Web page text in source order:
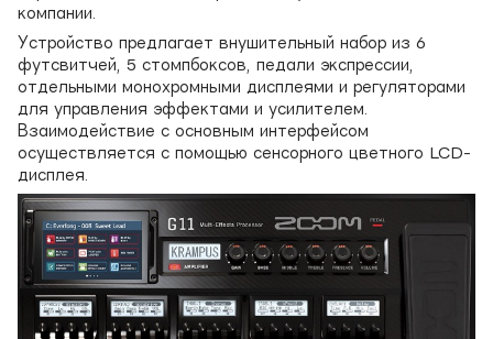
компании.
Устройство предлагает внушительный набор из 6
футсвитчей, 5 стомпбоксов, педали экспрессии,
отдельными монохромными дисплеями и регуляторами
для управления эффектами и усилителем.
Взаимодействие с основным интерфейсом
осуществляется с помощью сенсорного цветного LCD-
дисплея.